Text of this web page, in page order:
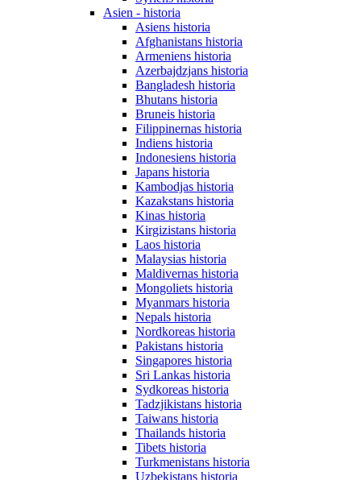
Asien - historia
Asiens historia
Afghanistans historia
Armeniens historia
Azerbajdzjans historia
Bangladesh historia
Bhutans historia
Bruneis historia
Filippinernas historia
Indiens historia
Indonesiens historia
Japans historia
Kambodjas historia
Kazakstans historia
Kinas historia
Kirgizistans historia
Laos historia
Malaysias historia
Maldivernas historia
Mongoliets historia
Myanmars historia
Nepals historia
Nordkoreas historia
Pakistans historia
Singapores historia
Sri Lankas historia
Sydkoreas historia
Tadzjikistans historia
Taiwans historia
Thailands historia
Tibets historia
Turkmenistans historia
Uzbekistans historia